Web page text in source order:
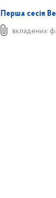
Перша сесія
вкладених